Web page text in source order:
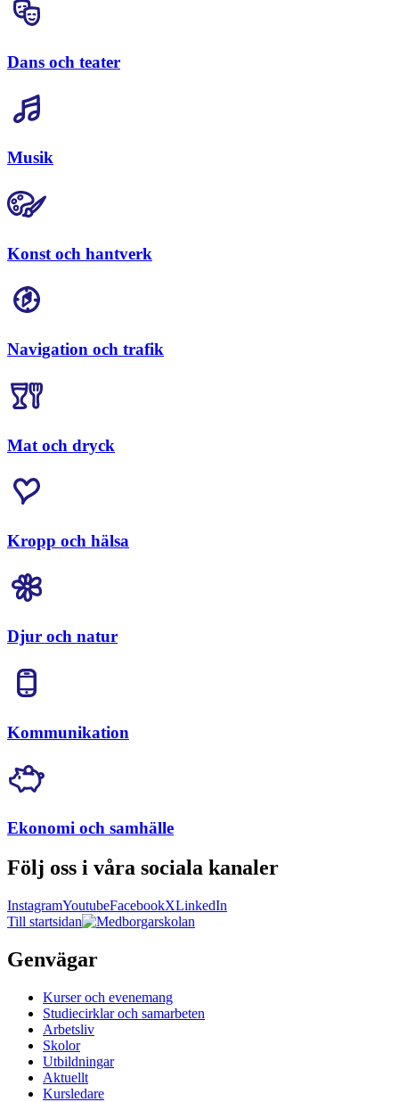
Dans och teater
Musik
Konst och hantverk
Navigation och trafik
Mat och dryck
Kropp och hälsa
Djur och natur
Kommunikation
Ekonomi och samhälle
Följ oss i våra sociala kanaler
InstagramYoutubeFacebookXLinkedIn
Till startsidan
Genvägar
Kurser och evenemang
Studiecirklar och samarbeten
Arbetsliv
Skolor
Utbildningar
Aktuellt
Kursledare